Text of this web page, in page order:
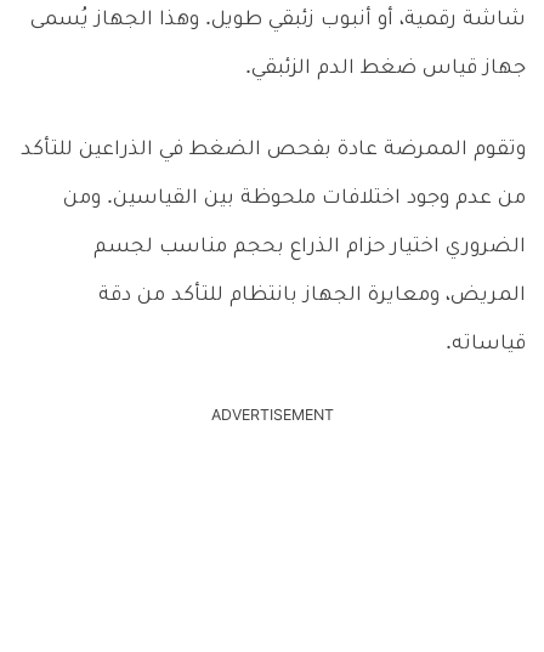
شاشة رقمية، أو أنبوب زئبقي طويل. وهذا الجهاز يُسمى
جهاز قياس ضغط الدم الزئبقي.
وتقوم الممرضة عادة بفحص الضغط في الذراعين للتأكد
من عدم وجود اختلافات ملحوظة بين القياسين. ومن
الضروري اختيار حزام الذراع بحجم مناسب لجسم
المريض، ومعايرة الجهاز بانتظام للتأكد من دقة
قياساته.
ADVERTISEMENT